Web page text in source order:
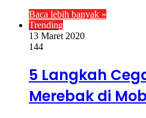
Baca lebih banyak »
Trending
13 Maret 2020
144
5 Langkah
Merebak di